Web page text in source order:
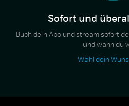
Sofort und
Buch dein Abo und stream sofort
und wann du
Wähl dein